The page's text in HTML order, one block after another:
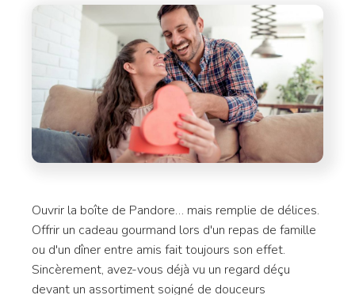
Ouvrir la boîte de Pandore… mais remplie de délices.
Offrir un cadeau gourmand lors d'un repas de famille
ou d'un dîner entre amis fait toujours son effet.
Sincèrement, avez-vous déjà vu un regard déçu
devant un assortiment soigné de douceurs